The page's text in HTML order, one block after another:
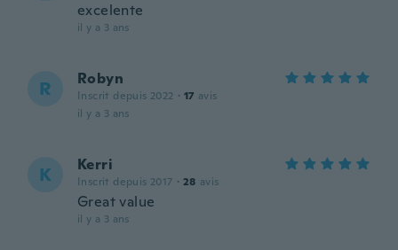
excelente
il y a 3 ans
R Robyn
Inscrit depuis 2022 · 17 avis
il y a 3 ans
K Kerri
Inscrit depuis 2017 · 28 avis
Great value
il y a 3 ans